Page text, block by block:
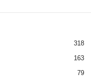
318
163
79